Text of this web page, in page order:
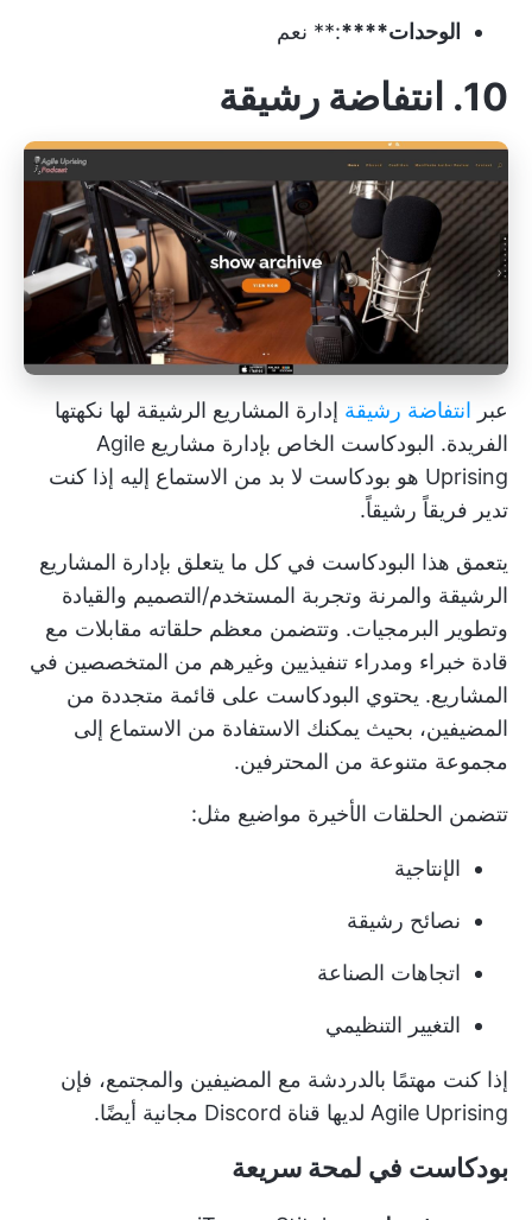
الوحدات****:** نعم
10. انتفاضة رشيقة
عبر انتفاضة رشيقة إدارة المشاريع الرشيقة لها نكهتها
الفريدة. البودكاست الخاص بإدارة مشاريع Agile
Uprising هو بودكاست لا بد من الاستماع إليه إذا كنت
تدير فريقاً رشيقاً.
يتعمق هذا البودكاست في كل ما يتعلق بإدارة المشاريع
الرشيقة والمرنة وتجربة المستخدم/التصميم والقيادة
وتطوير البرمجيات. وتتضمن معظم حلقاته مقابلات مع
قادة خبراء ومدراء تنفيذيين وغيرهم من المتخصصين في
المشاريع. يحتوي البودكاست على قائمة متجددة من
المضيفين، بحيث يمكنك الاستفادة من الاستماع إلى
مجموعة متنوعة من المحترفين.
تتضمن الحلقات الأخيرة مواضيع مثل:
الإنتاجية
نصائح رشيقة
اتجاهات الصناعة
التغيير التنظيمي
إذا كنت مهتمًا بالدردشة مع المضيفين والمجتمع، فإن
Agile Uprising لديها قناة Discord مجانية أيضًا.
بودكاست في لمحة سريعة